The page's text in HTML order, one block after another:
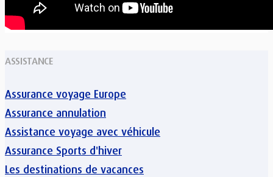
ASSISTANCE
Assurance voyage Europe
Assurance annulation
Assistance voyage avec véhicule
Assurance Sports d'hiver
Les destinations de vacances